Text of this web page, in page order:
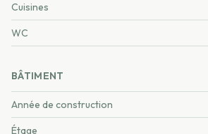
Cuisines
WC
BÂTIMENT
Année de construction
Étage